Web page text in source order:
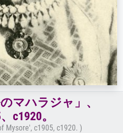
マハラジャ」、
c1920。
Mysore', c1905, c1920. )